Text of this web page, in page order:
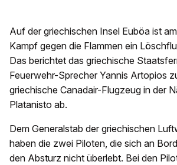
Auf der griechischen Insel Euböa ist
Kampf gegen die Flammen ein
Das berichtet das griechische
Feuerwehr-Sprecher Yannis Artopios
griechische Canadair-Flugzeug in der
Platanisto ab.
Dem Generalstab der griechischen
haben die zwei Piloten, die sich an
den Absturz nicht überlebt. Bei den